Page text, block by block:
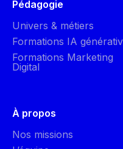
Pédagogie
Univers & métiers
Formations IA
Formations Marketing
Digital
À propos
Nos missions